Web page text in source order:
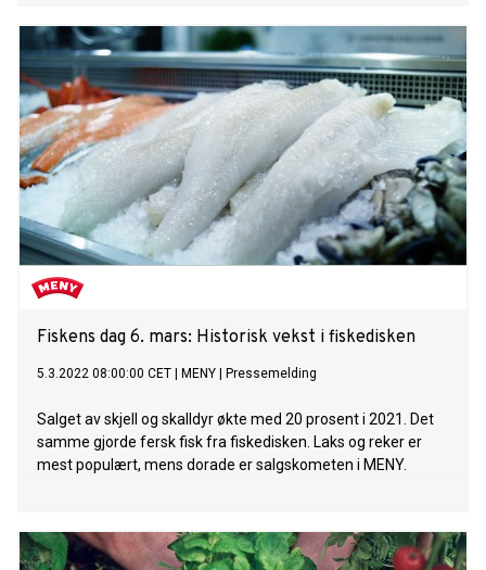
rekordåret 2021.
Fiskens dag 6. mars: Historisk vekst i fiskedisken
5.3.2022 08:00:00 CET MENY Pressemelding
Salget av skjell og skalldyr økte med 20 prosent i 2021. Det
samme gjorde fersk fisk fra fiskedisken. Laks og reker er
mest populært, mens dorade er salgskometen i MENY.